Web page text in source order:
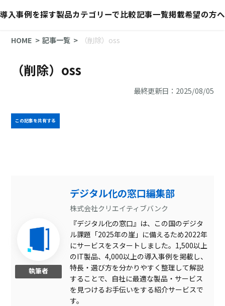
導入事例を探す製品カテゴリーで比較記事一覧掲載希望の方へ
HOME 記事一覧 （削除）oss
（削除）oss
最終更新日：2025/08/05
この記事を共有する
執筆者
デジタル化の窓口編集部
株式会社クリエイティブバンク
『デジタル化の窓口』は、この国のデジタ
ル課題「2025年の崖」に備えるため2022年
にサービスをスタートしました。1,500以上
のIT製品、4,000以上の導入事例を掲載し、
特長・選び方を分かりやすく整理して解説
することで、自社に最適な製品・サービス
を見つけるお手伝いをする紹介サービスで
す。